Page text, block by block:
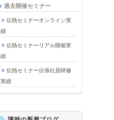
過去開催セミナー
伝熱セミナーオンライン実
績
伝熱セミナーリアル開催実
績
伝熱セミナー出張社員研修
実績